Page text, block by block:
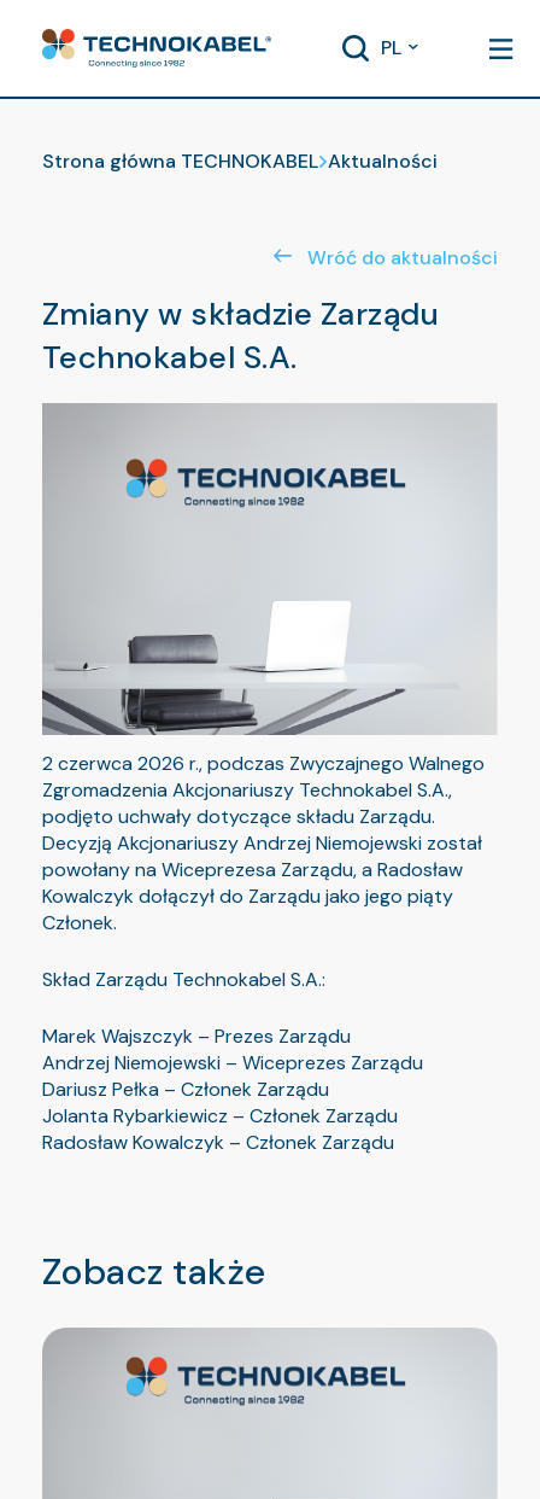
PL
Aktualności
Strona główna TECHNOKABEL Aktualności
Zmiany w składzie Zarządu
Technokabel S.A.
Wróć do aktualności
2 czerwca 2026 r., podczas Zwyczajnego Walnego
Zgromadzenia Akcjonariuszy Technokabel S.A.,
podjęto uchwały dotyczące składu Zarządu.
Decyzją Akcjonariuszy Andrzej Niemojewski został
powołany na Wiceprezesa Zarządu, a Radosław
Kowalczyk dołączył do Zarządu jako jego piąty
Członek.
Skład Zarządu Technokabel S.A.:
Marek Wajszczyk – Prezes Zarządu
Andrzej Niemojewski – Wiceprezes Zarządu
Dariusz Pełka – Członek Zarządu
Jolanta Rybarkiewicz – Członek Zarządu
Radosław Kowalczyk – Członek Zarządu
Zobacz także